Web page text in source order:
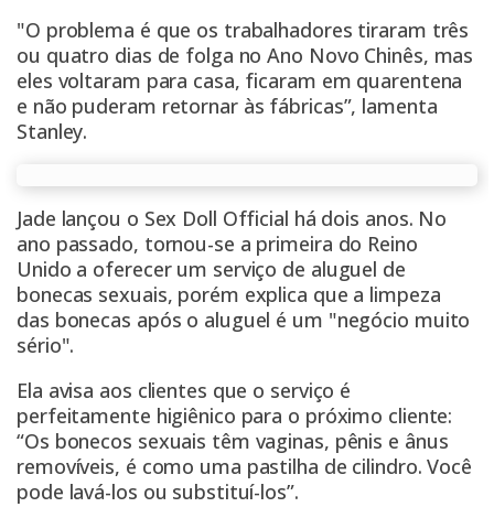
"O problema é que os trabalhadores tiraram três
ou quatro dias de folga no Ano Novo Chinês, mas
eles voltaram para casa, ficaram em quarentena
e não puderam retornar às fábricas”, lamenta
Stanley.
Jade lançou o Sex Doll Official há dois anos. No
ano passado, tornou-se a primeira do Reino
Unido a oferecer um serviço de aluguel de
bonecas sexuais, porém explica que a limpeza
das bonecas após o aluguel é um "negócio muito
sério".
Ela avisa aos clientes que o serviço é
perfeitamente higiênico para o próximo cliente:
“Os bonecos sexuais têm vaginas, pênis e ânus
removíveis, é como uma pastilha de cilindro. Você
pode lavá-los ou substituí-los”.